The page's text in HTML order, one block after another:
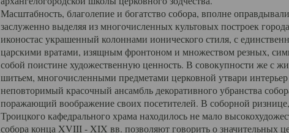
Масштабность, благолепие и богатство собора, вполне
заслуженно выделяя из многочисленных культовых построек
иконостас украшенный колоннами ионического стиля, с
царскими вратами, изящным фронтоном и множеством резных,
собой поистине художественную ценность. В совокупности же с
шитьем, многочисленными предметами церковной утвари интерьер
неповторимый красочный ансамбль декоративного убранства
поражающий воображение своих посетителей. В соборной
Троицкого кафедрального храма находилось не мало
собора конца XVIII - XIX вв. позволяют говорить о значительных